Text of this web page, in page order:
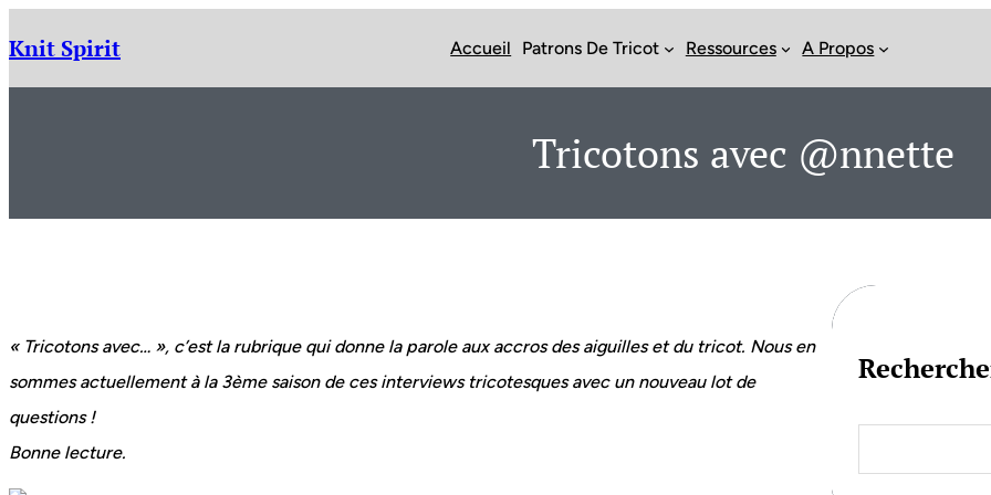
contenu
Knit Spirit Accueil Patrons De Tricot Ressources A Propos
Tricotons avec @nnette
« Tricotons avec… », c’est la rubrique qui donne la parole aux accros des aiguilles et du tricot. Nous en
sommes actuellement à la 3ème saison de ces interviews tricotesques avec un nouveau lot de
questions !
Bonne lecture.
a